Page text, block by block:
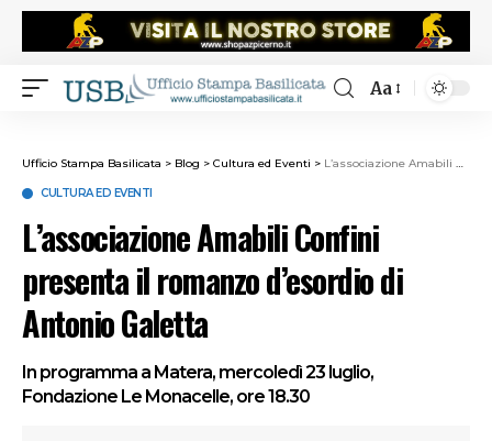
Aa
Ufficio Stampa Basilicata > Blog > Cultura ed Eventi > L’associazione Amabili Confini presenta il romanzo d’esordio di Antonio Galetta
CULTURA ED EVENTI
L’associazione Amabili Confini
presenta il romanzo d’esordio di
Antonio Galetta
In programma a Matera, mercoledì 23 luglio,
Fondazione Le Monacelle, ore 18.30